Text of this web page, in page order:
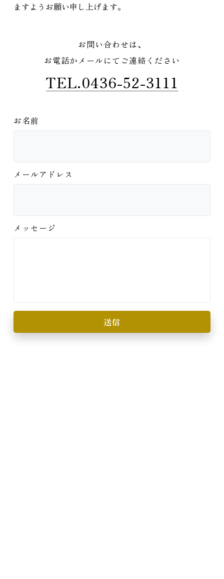
ますようお願い申し上げます。
お問い合わせは、
お電話かメールにてご連絡ください
TEL.0436-52-3111
お名前
メールアドレス
メッセージ